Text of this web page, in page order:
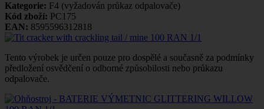
Kategorie: F4 (vyžadován průkaz odpalovače)
Kód zboží: PC175
EAN: 8595596312818
Tento výrobek je určen pouze pro dospělé a současně za podmínky
předložení osvědčení o odborné způsobilosti nebo průkazu
odpalovače.